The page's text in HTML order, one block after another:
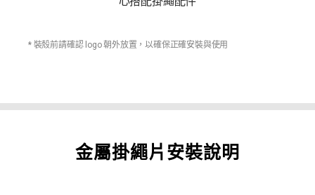
* 裝殼前請確認 logo 朝外放置，以確保正確安裝與使用
金屬掛繩片安裝說明